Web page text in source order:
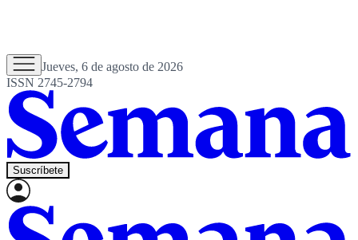
Jueves, 6 de agosto de 2026
ISSN 2745-2794
Suscríbete